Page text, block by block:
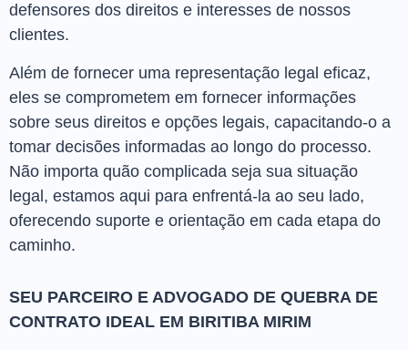
defensores dos direitos e interesses de nossos
clientes.
Além de fornecer uma representação legal eficaz,
eles se comprometem em fornecer informações
sobre seus direitos e opções legais, capacitando-o a
tomar decisões informadas ao longo do processo.
Não importa quão complicada seja sua situação
legal, estamos aqui para enfrentá-la ao seu lado,
oferecendo suporte e orientação em cada etapa do
caminho.
SEU PARCEIRO E ADVOGADO DE QUEBRA DE
CONTRATO IDEAL EM BIRITIBA MIRIM